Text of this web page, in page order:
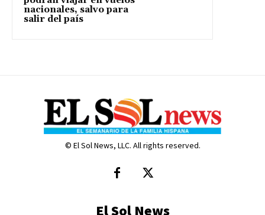
nacionales, salvo para
salir del país
© El Sol News, LLC. All rights reserved.
El Sol News